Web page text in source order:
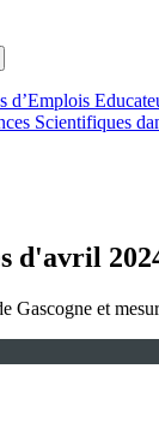
d’Emplois
Scientifiques
d'avril
Gascogne et